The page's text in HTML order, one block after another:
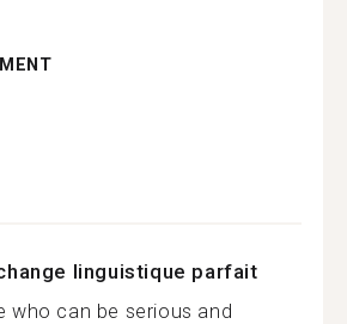
linguistique parfait
who can be serious and